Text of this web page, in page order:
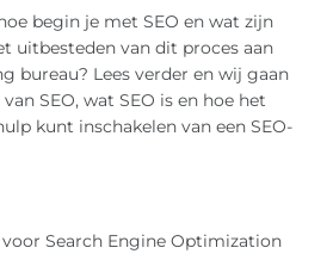
begin je met SEO en wat zijn
uitbesteden van dit proces aan
bureau? Lees verder en wij gaan
SEO, wat SEO is en hoe het
kunt inschakelen van een SEO-
Search Engine Optimization